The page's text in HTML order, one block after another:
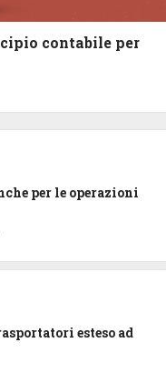
contabile per
per le operazioni
esteso ad